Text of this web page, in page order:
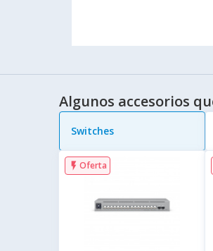
Algunos accesorios
Switches
Oferta
flash_on